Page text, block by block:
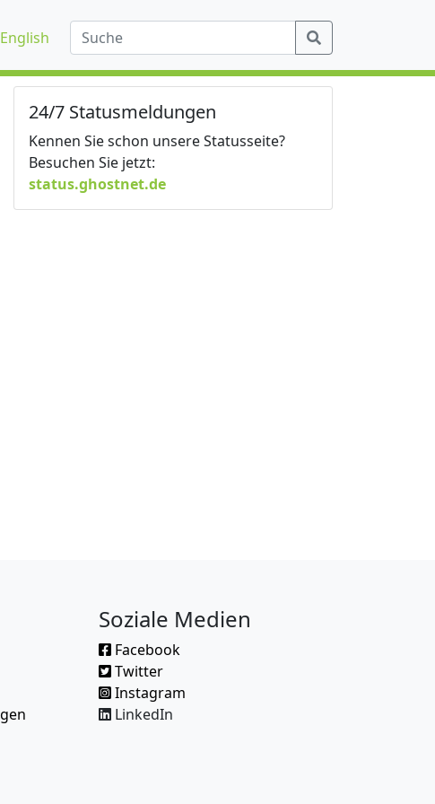
English
24/7 Statusmeldungen
Kennen Sie schon unsere Statusseite?
Besuchen Sie jetzt:
status.ghostnet.de
Soziale Medien
Facebook
Twitter
Instagram
LinkedIn